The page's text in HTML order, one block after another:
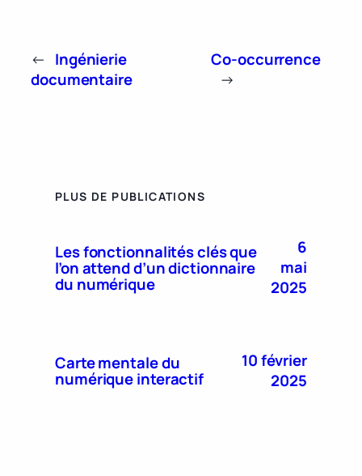
← Ingénierie
documentaire
Co-occurrence
→
PLUS DE PUBLICATIONS
Les fonctionnalités clés que
l’on attend d’un dictionnaire
du numérique
6
mai
2025
Carte mentale du
numérique interactif
10 février
2025